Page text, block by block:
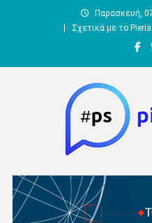
Παρασκευή,
Σχετικά με το Pieria
Pieria Social